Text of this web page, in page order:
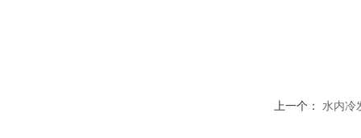
上一个： 水内冷